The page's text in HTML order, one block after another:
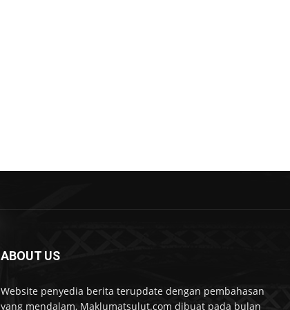
ABOUT US
Website penyedia berita terupdate dengan pembahasan
yang mendalam, Maklumatsulut.com dibuat pada bulan